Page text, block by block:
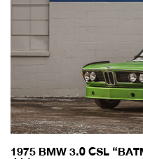
1975 BMW 3.0 CSL